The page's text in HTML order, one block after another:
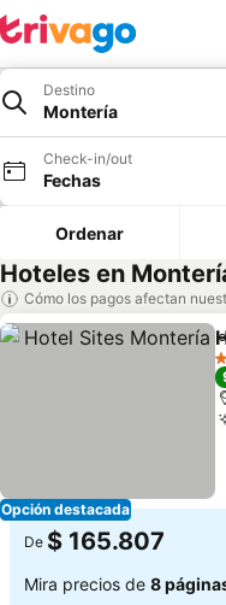
Destino
Montería
Check-in/out
Fechas
Ordenar
Hoteles en
Cómo los pagos afectan
Opción destacada
De $ 165.807
Mira precios de 8